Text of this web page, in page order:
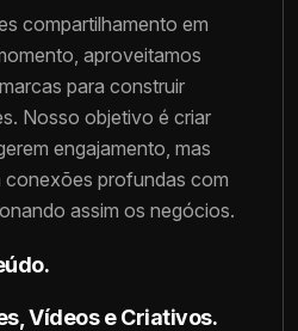
compartilhamento em
aproveitamos
para construir
Nosso objetivo é criar
engajamento, mas
conexões profundas com
assim os negócios.
Vídeos e Criativos.